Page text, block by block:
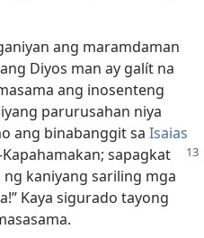
ang maramdaman
Diyos man ay galít na
ang inosenteng
parurusahan niya
ang binabanggit sa Isaias
sapagkat
kaniyang sariling mga
Kaya sigurado tayong